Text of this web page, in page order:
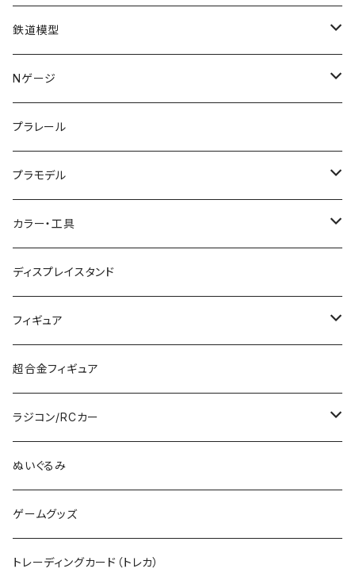
鉄道模型
KATO (N)
TOMIX (N)
マイクロエース (N)
グリーンマックス (N)
その他メーカー (N)
KATO (HO)
TOMIX (HO)
その他のHOゲージ
Zゲージ
カタログ
TOMIX (N)
Nゲージ
車両
入門セット
レール
ストラクチャー
プラレール
プラモデル
ガンプラ
PG
デカール
カーモデル（車プラモ）
バイクプラモ
30MS
ミリタリープラモ
ポケモン
その他のロボット
その他のキャラクター
カラー・工具
工具（ツール）
塗料
筆
ディスプレイスタンド
フィギュア
ガンダム
超合金フィギュア
ラジコン/RCカー
タミヤRC
RCパーツ
ぬいぐるみ
ゲームグッズ
トレーディングカード（トレカ）